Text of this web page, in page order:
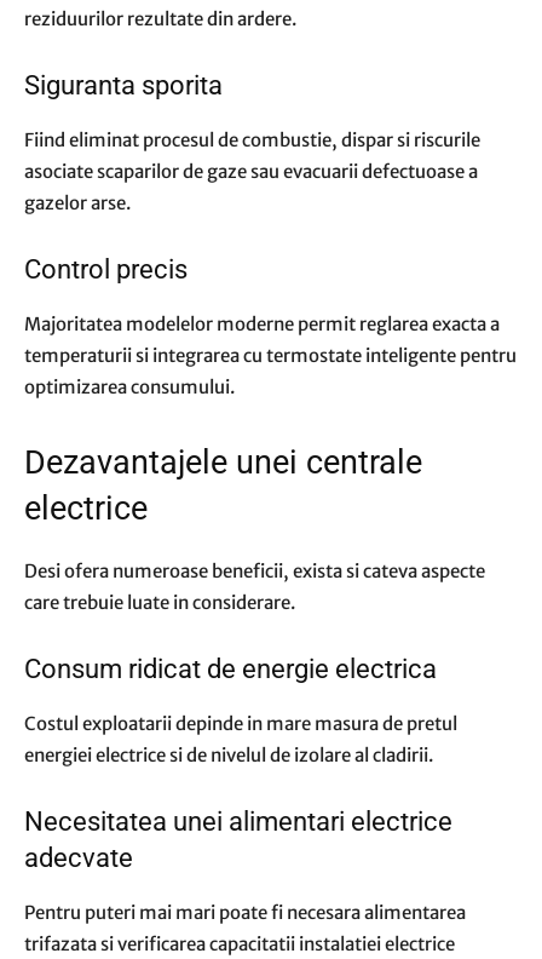
reziduurilor rezultate din ardere.
Siguranta sporita
Fiind eliminat procesul de combustie, dispar si riscurile
asociate scaparilor de gaze sau evacuarii defectuoase a
gazelor arse.
Control precis
Majoritatea modelelor moderne permit reglarea exacta a
temperaturii si integrarea cu termostate inteligente pentru
optimizarea consumului.
Dezavantajele unei centrale
electrice
Desi ofera numeroase beneficii, exista si cateva aspecte
care trebuie luate in considerare.
Consum ridicat de energie electrica
Costul exploatarii depinde in mare masura de pretul
energiei electrice si de nivelul de izolare al cladirii.
Necesitatea unei alimentari electrice
adecvate
Pentru puteri mai mari poate fi necesara alimentarea
trifazata si verificarea capacitatii instalatiei electrice